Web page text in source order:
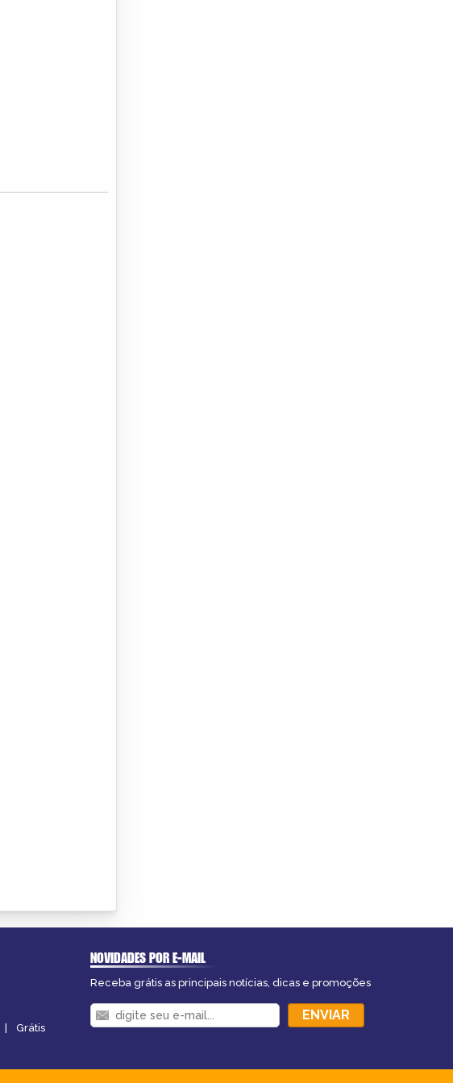
| Grátis
NOVIDADES POR E-MAIL
Receba grátis as principais notícias, dicas e promoções